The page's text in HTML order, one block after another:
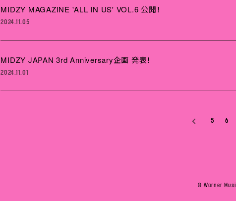
MIDZY MAGAZINE 'ALL IN US' VOL.6 公開！
2024.11.05
MIDZY JAPAN 3rd Anniversary企画 発表！
2024.11.01
5 6
© Warner